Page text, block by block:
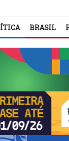
BRASIL